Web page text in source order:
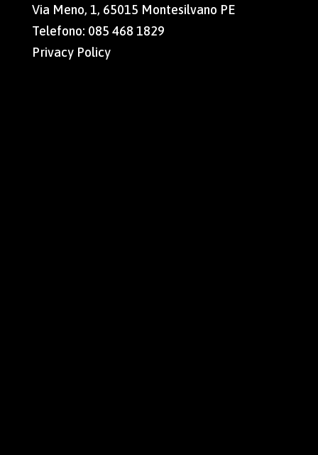
Via Meno, 1, 65015 Montesilvano PE
Telefono: 085 468 1829
Privacy Policy